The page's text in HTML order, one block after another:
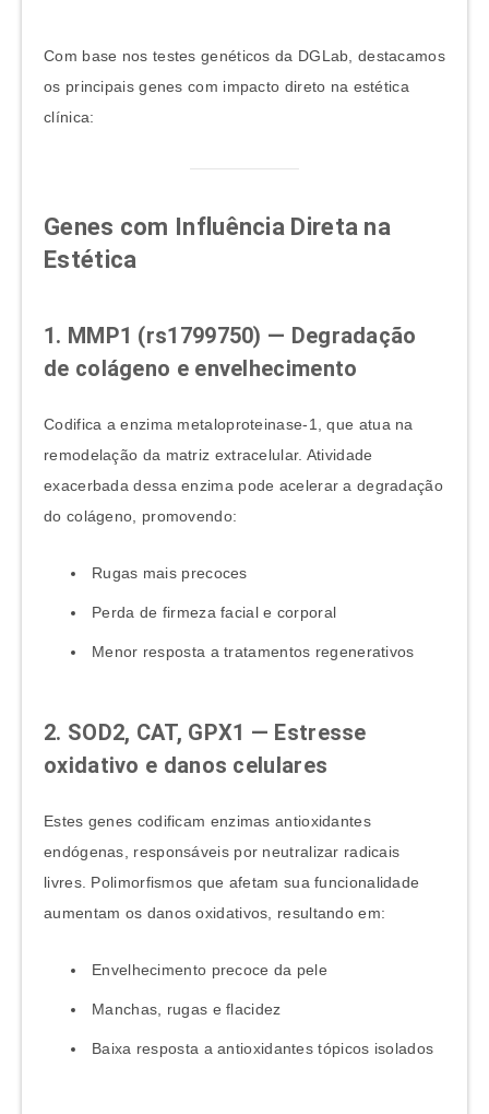
Com base nos testes genéticos da DGLab, destacamos
os principais genes com impacto direto na estética
clínica:
Genes com Influência Direta na
Estética
1. MMP1 (rs1799750) — Degradação
de colágeno e envelhecimento
Codifica a enzima metaloproteinase-1, que atua na
remodelação da matriz extracelular. Atividade
exacerbada dessa enzima pode acelerar a degradação
do colágeno, promovendo:
Rugas mais precoces
Perda de firmeza facial e corporal
Menor resposta a tratamentos regenerativos
2. SOD2, CAT, GPX1 — Estresse
oxidativo e danos celulares
Estes genes codificam enzimas antioxidantes
endógenas, responsáveis por neutralizar radicais
livres. Polimorfismos que afetam sua funcionalidade
aumentam os danos oxidativos, resultando em:
Envelhecimento precoce da pele
Manchas, rugas e flacidez
Baixa resposta a antioxidantes tópicos isolados